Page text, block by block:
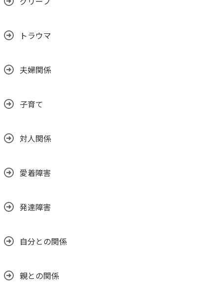
トラウマ
夫婦関係
子育て
対人関係
愛着障害
発達障害
自分との関係
親との関係